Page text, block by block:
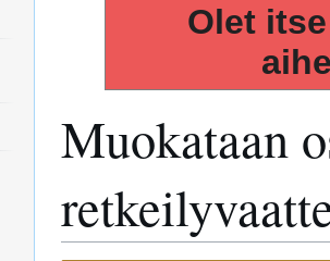
Olet
Muokataan